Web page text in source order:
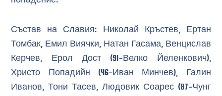
Състав на Славия: Николай Кръстев, Ертан
Томбак, Емил Виячки, Натан Гасама, Венцислав
Керчев, Ерол Дост (91-Велко Йеленкович),
Христо Попадийн (46-Иван Минчев), Галин
Иванов, Тони Тасев, Людовик Соарес (87-Чунг